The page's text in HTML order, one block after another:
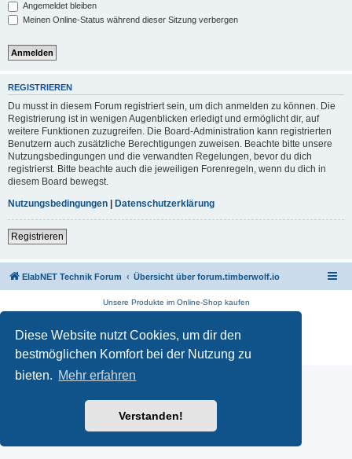
Diese Website nutzt Cookies, um dir den
bestmöglichen Komfort bei der Nutzung zu
bieten. Mehr erfahren
Verstanden!
Angemeldet bleiben
Meinen Online-Status während dieser Sitzung verbergen
REGISTRIEREN
Du musst in diesem Forum registriert sein, um dich anmelden zu können. Die
Registrierung ist in wenigen Augenblicken erledigt und ermöglicht dir, auf
weitere Funktionen zuzugreifen. Die Board-Administration kann registrierten
Benutzern auch zusätzliche Berechtigungen zuweisen. Beachte bitte unsere
Nutzungsbedingungen und die verwandten Regelungen, bevor du dich
registrierst. Bitte beachte auch die jeweiligen Forenregeln, wenn du dich in
diesem Board bewegst.
Nutzungsbedingungen | Datenschutzerklärung
Registrieren
ElabNET Technik Forum Übersicht über forum.timberwolf.io
Unsere Produkte im Online-Shop kaufen
Deutsche Übersetzung durch
phpBB.de
Datenschutz | Nutzungsbedingungen